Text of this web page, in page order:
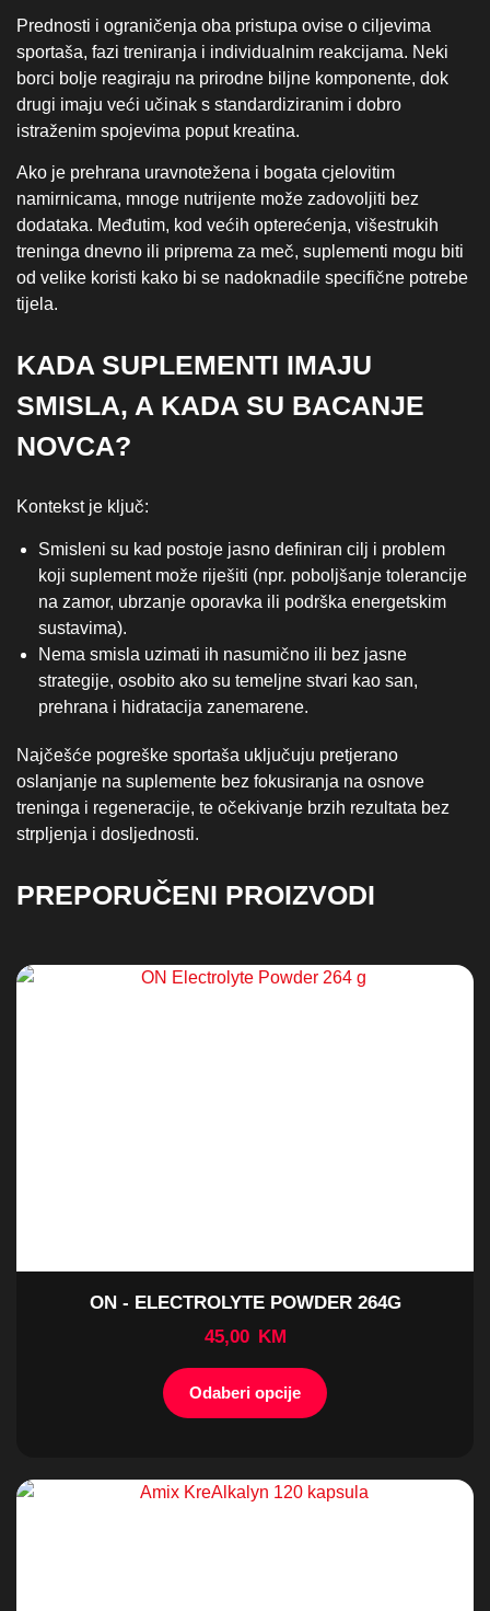
Prednosti i ograničenja oba pristupa ovise o ciljevima
sportaša, fazi treniranja i individualnim reakcijama. Neki
borci bolje reagiraju na prirodne biljne komponente, dok
drugi imaju veći učinak s standardiziranim i dobro
istraženim spojevima poput kreatina.
Ako je prehrana uravnotežena i bogata cjelovitim
namirnicama, mnoge nutrijente može zadovoljiti bez
dodataka. Međutim, kod većih opterećenja, višestrukih
treninga dnevno ili priprema za meč, suplementi mogu biti
od velike koristi kako bi se nadoknadile specifične potrebe
tijela.
KADA SUPLEMENTI IMAJU
SMISLA, A KADA SU BACANJE
NOVCA?
Kontekst je ključ:
Smisleni su kad postoje jasno definiran cilj i problem
koji suplement može riješiti (npr. poboljšanje tolerancije
na zamor, ubrzanje oporavka ili podrška energetskim
sustavima).
Nema smisla uzimati ih nasumično ili bez jasne
strategije, osobito ako su temeljne stvari kao san,
prehrana i hidratacija zanemarene.
Najčešće pogreške sportaša uključuju pretjerano
oslanjanje na suplemente bez fokusiranja na osnove
treninga i regeneracije, te očekivanje brzih rezultata bez
strpljenja i dosljednosti.
PREPORUČENI PROIZVODI
ON - ELECTROLYTE POWDER 264G
45,00 KM
Odaberi opcije